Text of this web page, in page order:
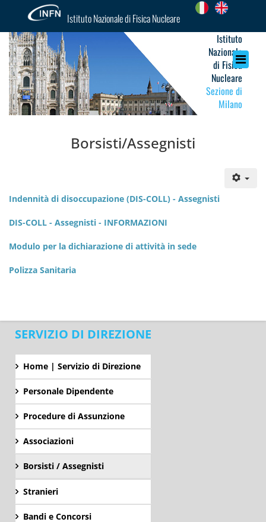
Istituto Nazionale di Fisica Nucleare
Istituto
Nazionale
di Fisica
Nucleare
Sezione di
Milano
Borsisti/Assegnisti
Indennità di disoccupazione (DIS-COLL) - Assegnisti
DIS-COLL - Assegnisti - INFORMAZIONI
Modulo per la dichiarazione di attività in sede
Polizza Sanitaria
SERVIZIO DI DIREZIONE
Home | Servizio di Direzione
Personale Dipendente
Procedure di Assunzione
Associazioni
Borsisti / Assegnisti
Stranieri
Bandi e Concorsi